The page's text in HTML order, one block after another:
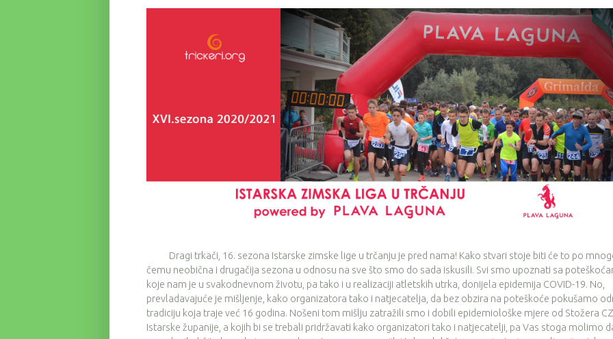
Dragi trkači, 16. sezona Istarske zimske lige u trčanju je pred nama! Kako stvari stoje biti će to po
čemu neobična i drugačija sezona u odnosu na sve što smo do sada iskusili. Svi smo upoznati sa
koje nam je u svakodnevnom životu, pa tako i u realizaciji atletskih utrka, donijela epidemija COVID-19. No,
prevladavajuće je mišljenje, kako organizatora tako i natjecatelja, da bez obzira na poteškoće pokušamo
tradiciju koja traje već 16 godina. Nošeni tom mišlju zatražili smo i dobili epidemiološke mjere od Stožera CZ
Istarske županije, a kojih bi se trebali pridržavati kako organizatori tako i natjecatelji, pa Vas stoga molimo